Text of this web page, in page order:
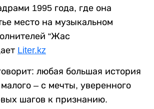
1995 года, где она
место на музыкальном
“Жас
Liter.kz
любая большая история
– с мечты, уверенного
шагов к признанию.